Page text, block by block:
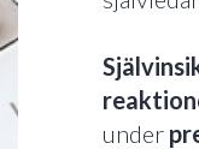
under